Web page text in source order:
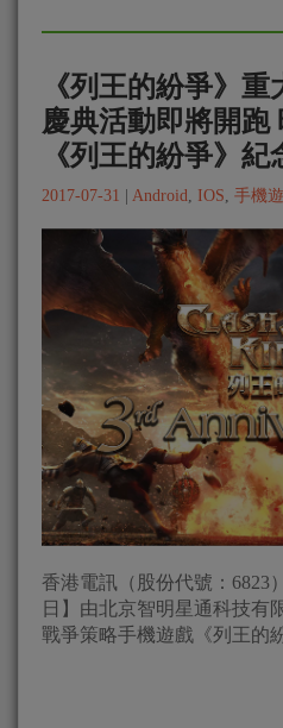
《列王的紛爭》
慶典活動即將開跑
《列王的紛爭》紀
2017-07-31 Android, IOS, 手機
香港電訊（股份代號：6823
日】由北京智明星通科技有
戰爭策略手機遊戲《列王的